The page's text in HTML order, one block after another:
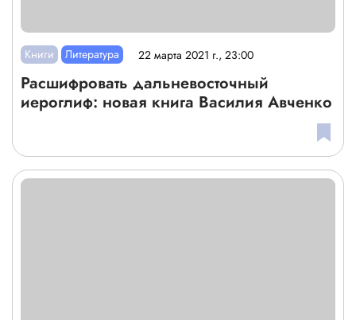
Книги Литература 22 марта 2021 г., 23:00
Расшифровать дальневосточный
иероглиф: новая книга Василия Авченко